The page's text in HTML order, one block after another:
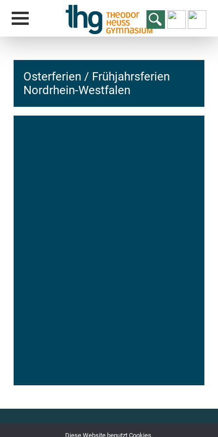
ed.ne
kalsn
id-gh
t@elu
hcs
Osterferien / Frühjahrsferien
Nordrhein-Westfalen
Diese Website benutzt Cookies.